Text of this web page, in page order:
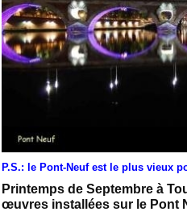
P.S.: le Pont-Neuf est le plus vieux
Printemps de Septembre à
œuvres installées sur le Pont